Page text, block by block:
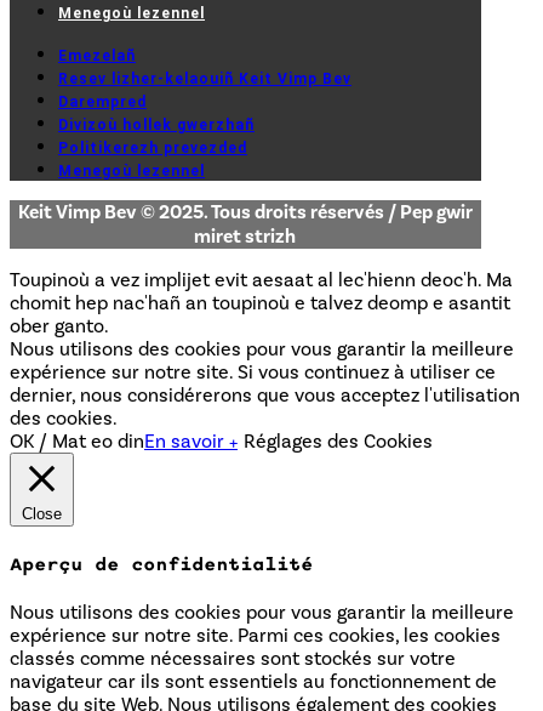
Menegoù lezennel
Emezelañ
Resev lizher-kelaouiñ Keit Vimp Bev
Darempred
Divizoù hollek gwerzhañ
Politikerezh prevezded
Menegoù lezennel
Keit Vimp Bev © 2025. Tous droits réservés / Pep gwir
miret strizh
Toupinoù a vez implijet evit aesaat al lec'hienn deoc'h. Ma
chomit hep nac'hañ an toupinoù e talvez deomp e asantit
ober ganto.
Nous utilisons des cookies pour vous garantir la meilleure
expérience sur notre site. Si vous continuez à utiliser ce
dernier, nous considérerons que vous acceptez l'utilisation
des cookies.
OK / Mat eo dinEn savoir + Réglages des Cookies
Close
Aperçu de confidentialité
Nous utilisons des cookies pour vous garantir la meilleure
expérience sur notre site. Parmi ces cookies, les cookies
classés comme nécessaires sont stockés sur votre
navigateur car ils sont essentiels au fonctionnement de
base du site Web. Nous utilisons également des cookies